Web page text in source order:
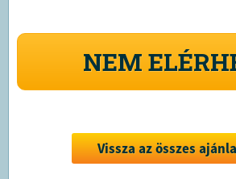
NEM
Vissza az összes